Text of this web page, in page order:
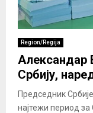
Region/Regija
Александар
Србију,
Председник
најтежи период за